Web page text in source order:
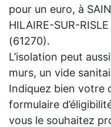
pour un euro, à
HILAIRE-SUR-RISLE
(61270).
L’isolation peut
murs, un vide
Indiquez bien votre
formulaire
vous le souhaitez